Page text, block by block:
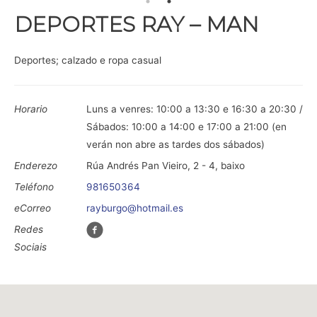
DEPORTES RAY – MAN
Deportes; calzado e ropa casual
Horario
Luns a venres: 10:00 a 13:30 e 16:30 a 20:30 /
Sábados: 10:00 a 14:00 e 17:00 a 21:00 (en
verán non abre as tardes dos sábados)
Enderezo
Rúa Andrés Pan Vieiro, 2 - 4, baixo
Teléfono
981650364
eCorreo
rayburgo@hotmail.es
Redes
Sociais